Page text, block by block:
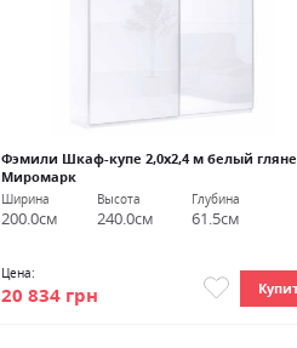
Фэмили Шкаф-купе 2,0х2,4 м белый
Миромарк
Ширина
200.0см
Высота
240.0см
Глубина
61.5см
Цена:
20 834 грн